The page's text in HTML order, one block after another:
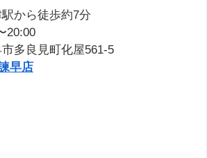
から徒歩約7分
20:00
多良見町化屋561-5
早店